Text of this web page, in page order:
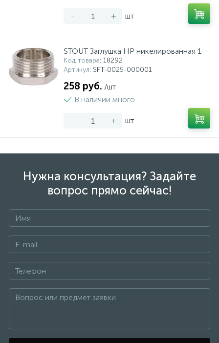
- + шт
STOUT Заглушка НР никелированная 1
Код товара: 18292
Артикул: SFT-0025-000001
258 руб. /шт
В наличии много
- + шт
Нужна консультация? Задайте
вопрос прямо сейчас!